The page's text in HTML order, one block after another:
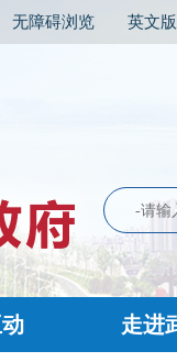
无障碍浏览 英文版
走进